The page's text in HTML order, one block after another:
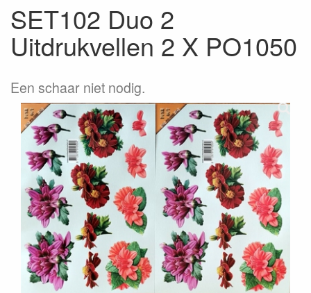
SET102 Duo 2
Uitdrukvellen 2 X PO1050
Een schaar niet nodig.